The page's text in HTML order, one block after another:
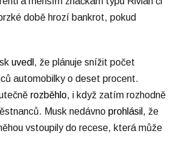
době hrozí bankrot, pokud
uvedl , že plánuje snížit počet
automobilky o deset procent.
rozběhlo, i když zatím rozhodně
Musk nedávno prohlásil , že
vstoupily do recese, která může